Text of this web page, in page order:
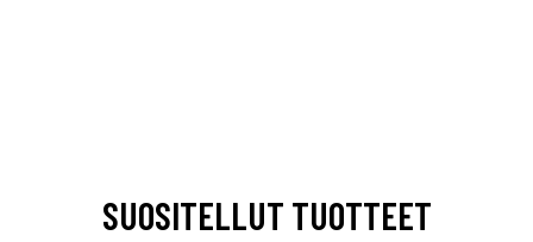
SUOSITELLUT TUOTTEET